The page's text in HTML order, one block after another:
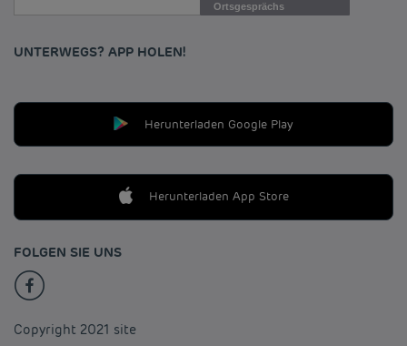
Ortsgesprächs
UNTERWEGS? APP HOLEN!
Herunterladen Google Play
Herunterladen App Store
FOLGEN SIE UNS
Copyright 2021 site